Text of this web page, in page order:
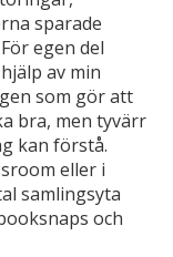
sparade
egen del
av min
som gör att
bra, men tyvärr
kan förstå.
eller i
samlingsyta
och